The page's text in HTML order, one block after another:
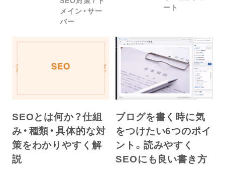
メイン・サー
バー
ート
SEOとは何か？仕組
み・種類・具体的な対
策をわかりやすく解
説
ブログを書く時に気
をつけたい6つのポイ
ント。読みやすく
SEOにも良い書き方